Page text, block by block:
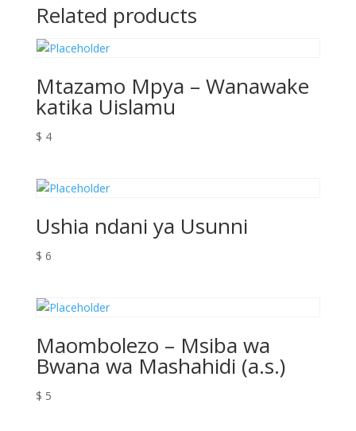
Related products
Mtazamo Mpya – Wanawake
katika Uislamu
$ 4
Ushia ndani ya Usunni
$ 6
Maombolezo – Msiba wa
Bwana wa Mashahidi (a.s.)
$ 5